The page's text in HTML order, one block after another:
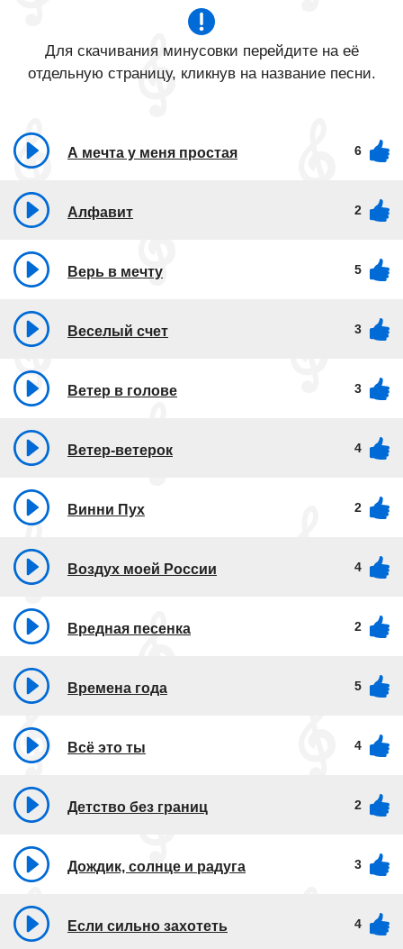
Для скачивания минусовки перейдите на её
отдельную страницу, кликнув на название песни.
А мечта у меня простая 6
Алфавит 2
Верь в мечту 5
Веселый счет 3
Ветер в голове 3
Ветер-ветерок 4
Винни Пух 2
Воздух моей России 4
Вредная песенка 2
Времена года 5
Всё это ты 4
Детство без границ 2
Дождик, солнце и радуга 3
Если сильно захотеть 4